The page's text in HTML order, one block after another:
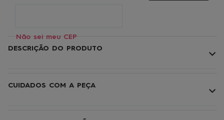
Não sei meu CEP
DESCRIÇÃO DO PRODUTO
CUIDADOS COM A PEÇA